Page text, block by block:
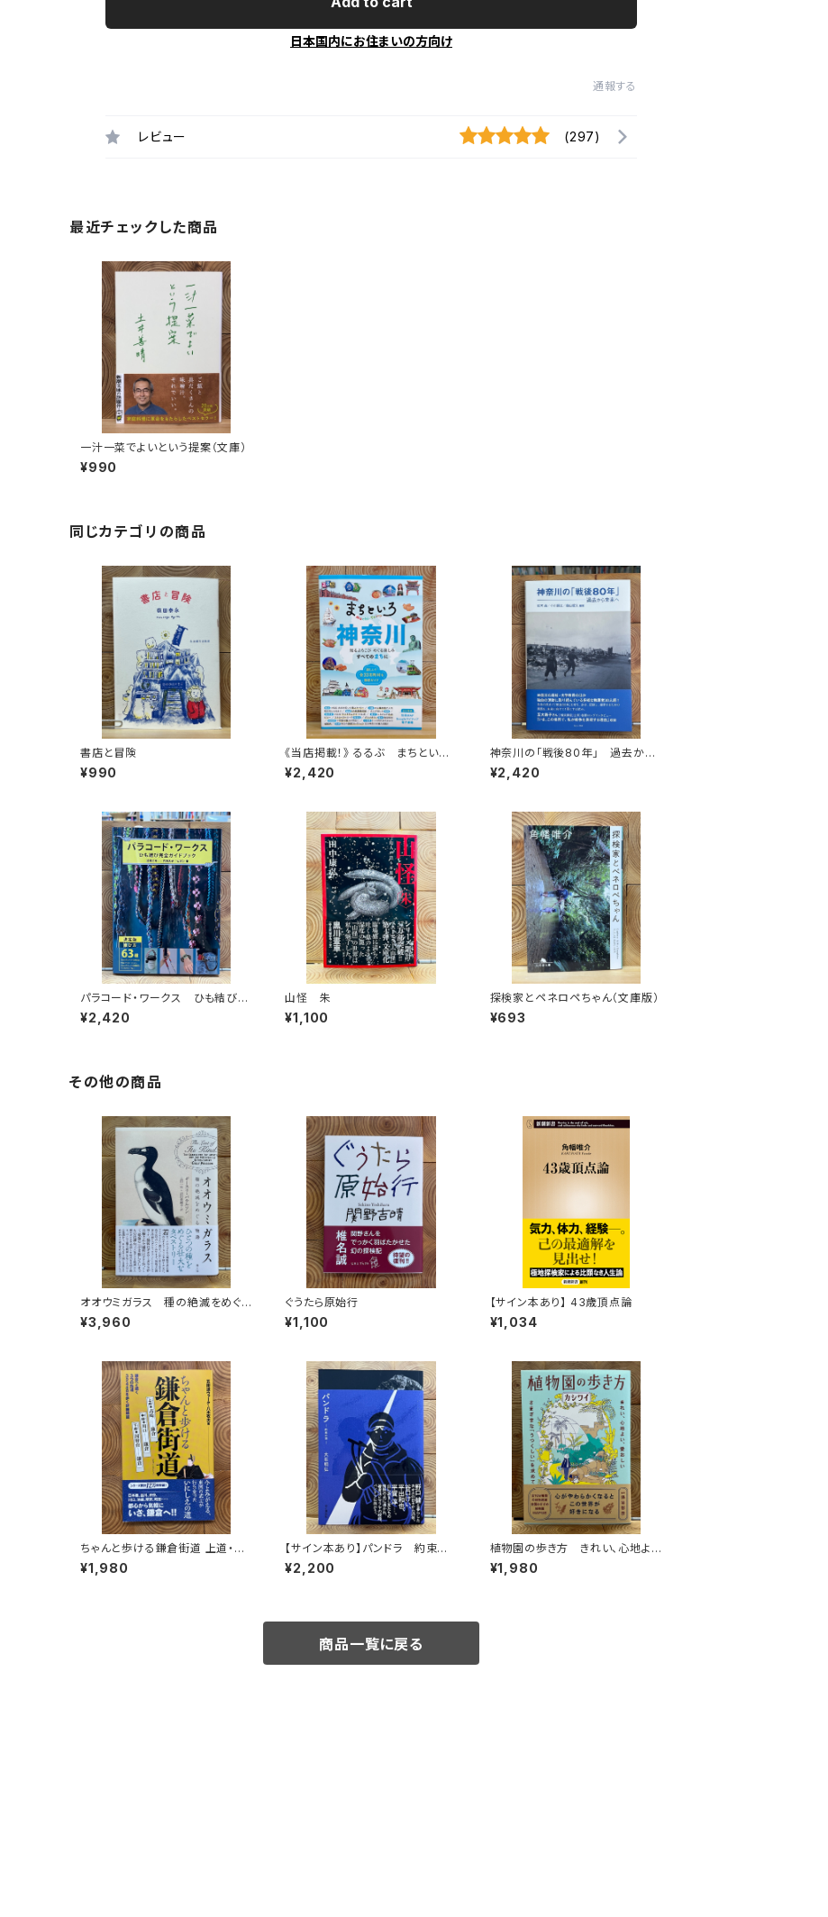
日本国内にお住まいの方向け
通報する
レビュー (297)
最近チェックした商品
一汁一菜でよいという提案（文庫）
¥990
同じカテゴリの商品
書店と冒険
¥990
《当店掲載！》 るるぶ まちとい
ろ 神奈川
¥2,420
神奈川の「戦後80年」 過去から
未来へ
¥2,420
パラコード・ワークス ひも結び完
全ガイドブック
¥2,420
山怪 朱
¥1,100
探検家とペネロペちゃん（文庫版）
¥693
その他の商品
オオウミガラス 種の絶滅をめぐる
物語
¥3,960
ぐうたら原始行
¥1,100
【サイン本あり】 43歳頂点論
¥1,034
ちゃんと歩ける鎌倉街道 上道・中
道・下道
¥1,980
【サイン本あり】パンドラ 約束の
頂
¥2,200
植物園の歩き方 きれい、心地よ
い、愛おしい さまざまな「うつくし
い」を求めて
¥1,980
商品一覧に戻る